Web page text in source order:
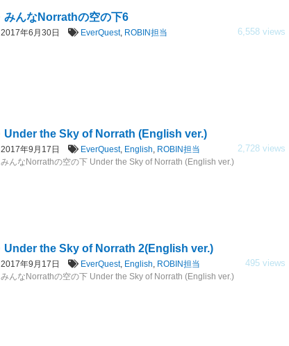
みんなNorrathの空の下6
2017年6月30日 EverQuest, ROBIN担当 6,558 views
Under the Sky of Norrath (English ver.)
2017年9月17日 EverQuest, English, ROBIN担当 2,728 views
みんなNorrathの空の下 Under the Sky of Norrath (English ver.)
Under the Sky of Norrath 2(English ver.)
2017年9月17日 EverQuest, English, ROBIN担当 495 views
みんなNorrathの空の下 Under the Sky of Norrath (English ver.)